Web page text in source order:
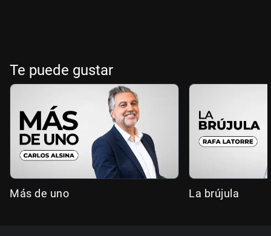
Te puede gustar
Más de uno La brújula